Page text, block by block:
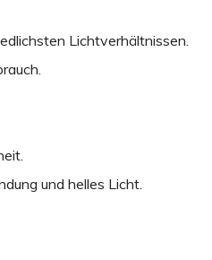
Lichtverhältnissen.
und helles Licht.